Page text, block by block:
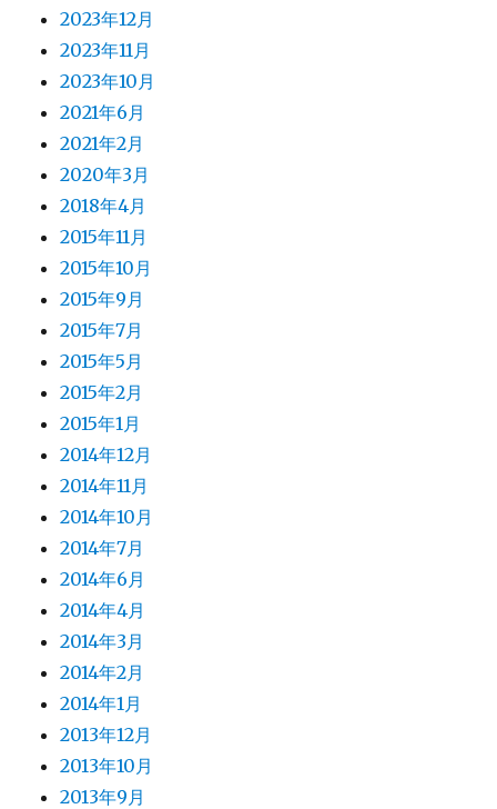
2023年12月
2023年11月
2023年10月
2021年6月
2021年2月
2020年3月
2018年4月
2015年11月
2015年10月
2015年9月
2015年7月
2015年5月
2015年2月
2015年1月
2014年12月
2014年11月
2014年10月
2014年7月
2014年6月
2014年4月
2014年3月
2014年2月
2014年1月
2013年12月
2013年10月
2013年9月